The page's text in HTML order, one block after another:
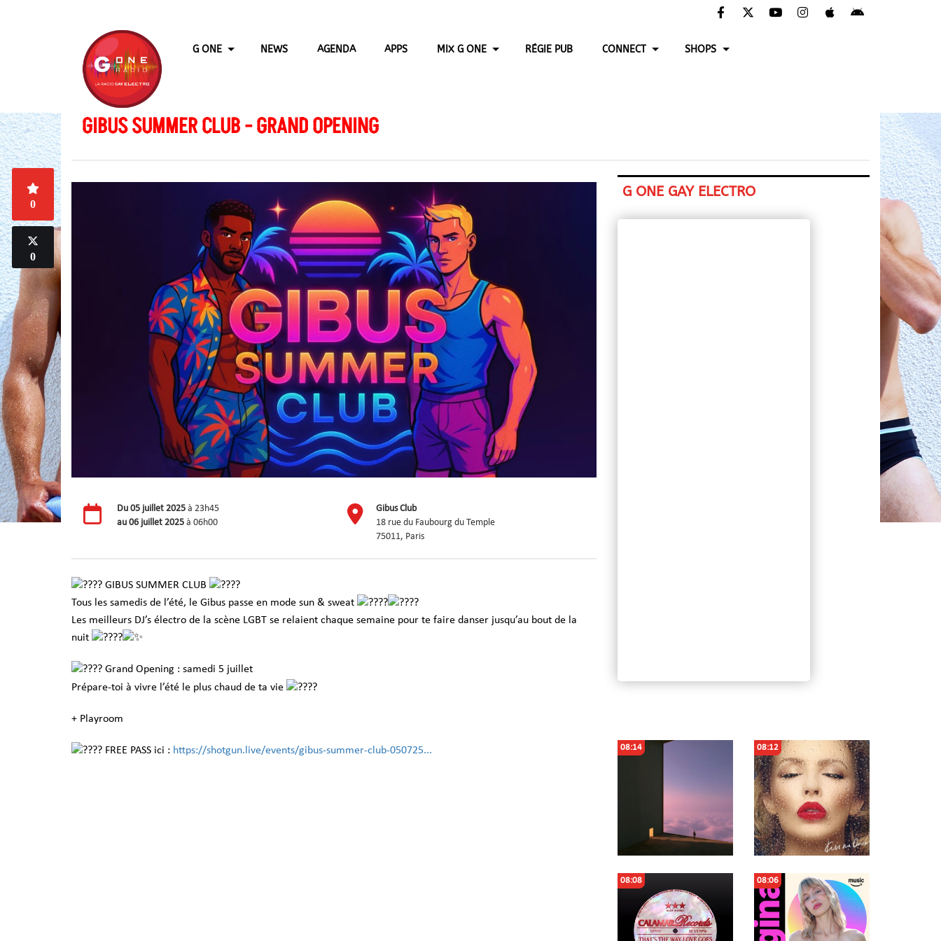
G ONE NEWS AGENDA APPS MIX G ONE RÉGIE PUB CONNECT SHOPS
GIBUS SUMMER CLUB - GRAND OPENING
0
0
Du 05 juillet 2025 à 23h45
au 06 juillet 2025 à 06h00
Gibus Club
18 rue du Faubourg du Temple
75011, Paris
GIBUS SUMMER CLUB
Tous les samedis de l’été, le Gibus passe en mode sun & sweat
Les meilleurs DJ’s électro de la scène LGBT se relaient chaque semaine pour te faire danser jusqu’au bout de la
nuit
Grand Opening : samedi 5 juillet
Prépare-toi à vivre l’été le plus chaud de ta vie
+ Playroom
FREE PASS ici : https://shotgun.live/events/gibus-summer-club-050725...
G ONE GAY ELECTRO
08:14 08:12
08:08 08:06